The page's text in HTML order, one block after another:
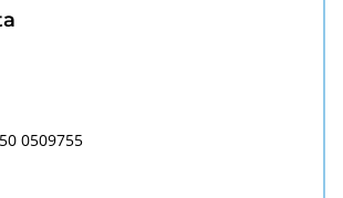
0509755